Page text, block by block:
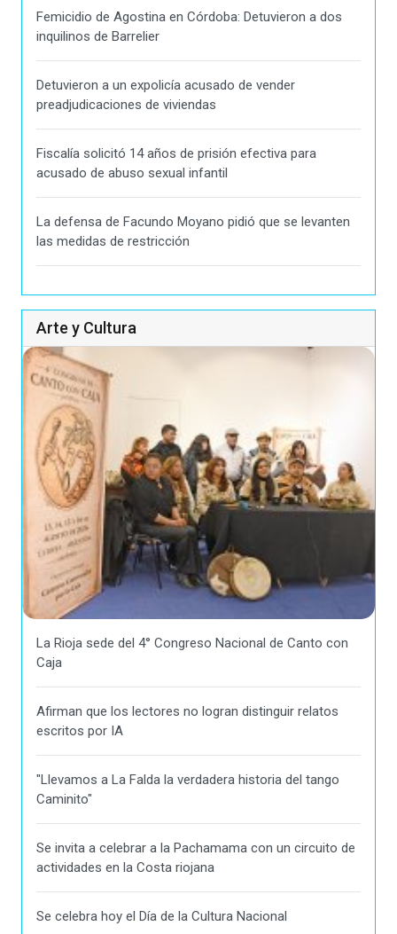
Femicidio de Agostina en Córdoba: Detuvieron a dos
inquilinos de Barrelier
Detuvieron a un expolicía acusado de vender
preadjudicaciones de viviendas
Fiscalía solicitó 14 años de prisión efectiva para
acusado de abuso sexual infantil
La defensa de Facundo Moyano pidió que se levanten
las medidas de restricción
Arte y Cultura
La Rioja sede del 4° Congreso Nacional de Canto con
Caja
Afirman que los lectores no logran distinguir relatos
escritos por IA
"Llevamos a La Falda la verdadera historia del tango
Caminito"
Se invita a celebrar a la Pachamama con un circuito de
actividades en la Costa riojana
Se celebra hoy el Día de la Cultura Nacional